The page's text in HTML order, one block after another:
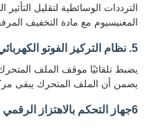
الترددات الوسائطية لتقليل
المغنيسيوم مع مادة التخفيف
5. نظام التركيز الفوتو الكهربائي
يضبط تلقائيًا موقف الملف المتحرك
يضمن أن الملف المتحرك يبقى
6جهاز التحكم بالاهتزاز الرقمي